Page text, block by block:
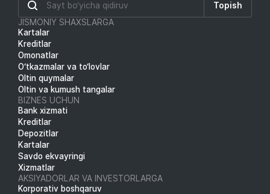
Topish
JISMONIY SHAXSLARGA
Kartalar
Kreditlar
Omonatlar
O‘tkazmalar va to‘lovlar
Oltin quymalar
Oltin va kumush tangalar
BIZNES UCHUN
Bank xizmati
Kreditlar
Depozitlar
Kartalar
Savdo ekvayringi
Xizmatlar
AKSIYADORLAR VA INVESTORLARGA
Korporativ boshqaruv